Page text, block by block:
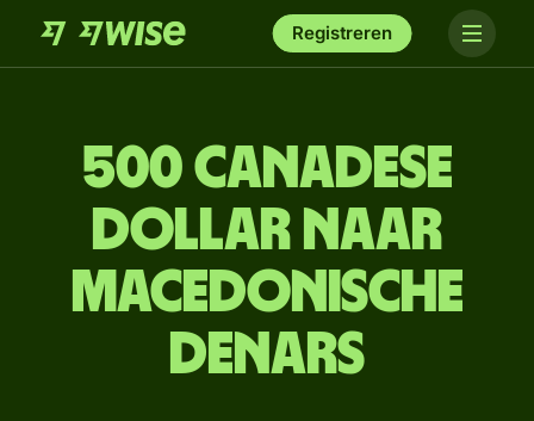
Registreren
500 Canadese
dollar naar
Macedonische
denars